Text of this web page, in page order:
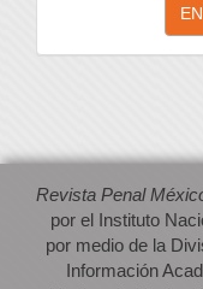
artículo
Revista Penal
por el Instituto
por medio de la
Información